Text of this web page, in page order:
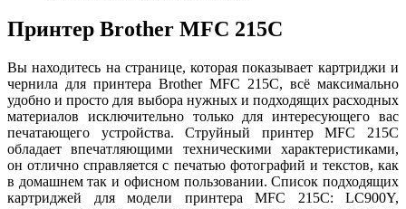
Принтер Brother MFC 215C
Вы находитесь на странице, которая показывает картриджи и
чернила для принтера Brother MFC 215C, всё максимально
удобно и просто для выбора нужных и подходящих расходных
материалов исключительно только для интересующего вас
печатающего устройства. Струйный принтер MFC 215C
обладает впечатляющими техническими характеристиками,
он отлично справляется с печатью фотографий и текстов, как
в домашнем так и офисном пользовании. Список подходящих
картриджей для модели принтера MFC 215C: LC900Y,